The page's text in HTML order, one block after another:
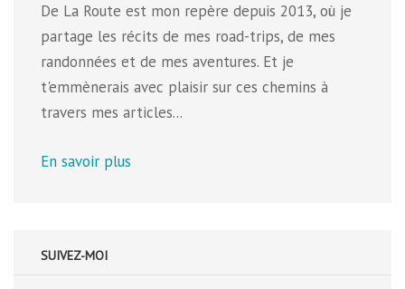
De La Route est mon repère depuis 2013, où je
partage les récits de mes road-trips, de mes
randonnées et de mes aventures. Et je
t'emmènerais avec plaisir sur ces chemins à
travers mes articles...
En savoir plus
SUIVEZ-MOI